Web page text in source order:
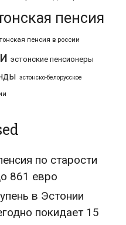
пенсия
пенсия в россии
эстонские пенсионеры
эстонско-белорусское
по старости
861 евро
в Эстонии
покидает 15